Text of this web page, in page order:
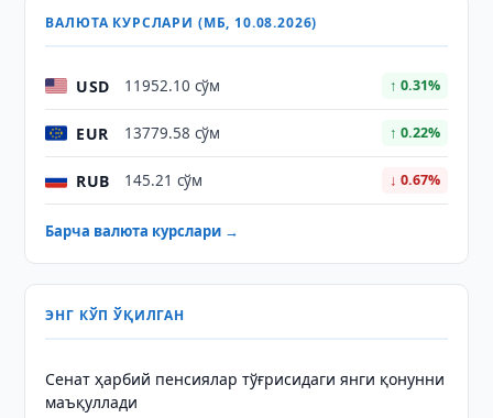
ВАЛЮТА КУРСЛАРИ (МБ, 10.08.2026)
USD 11952.10 сўм ↑ 0.31%
EUR 13779.58 сўм ↑ 0.22%
RUB 145.21 сўм ↓ 0.67%
Барча валюта курслари →
ЭНГ КЎП ЎҚИЛГАН
Сенат ҳарбий пенсиялар тўғрисидаги янги қонунни
маъқуллади